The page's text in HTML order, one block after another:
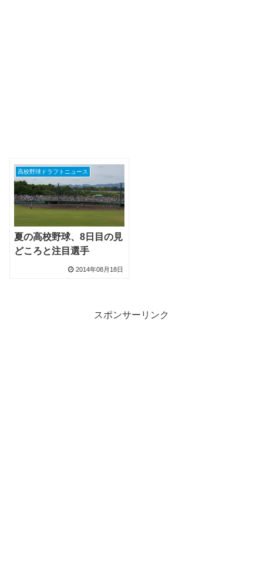
高校野球ドラフトニュース
夏の高校野球、8日目の見
どころと注目選手
2014年08月18日
スポンサーリンク